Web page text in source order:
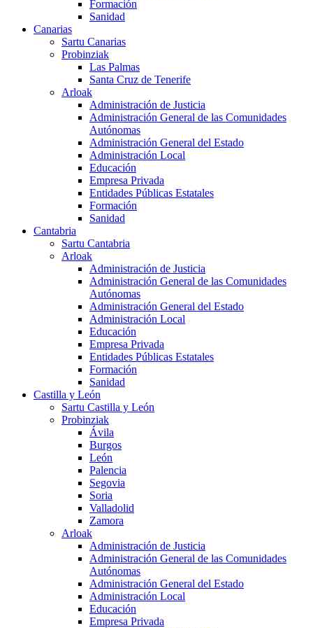
Formación
Sanidad
Canarias
Sartu Canarias
Probinziak
Las Palmas
Santa Cruz de Tenerife
Arloak
Administración de Justicia
Administración General de las Comunidades
Autónomas
Administración General del Estado
Administración Local
Educación
Empresa Privada
Entidades Públicas Estatales
Formación
Sanidad
Cantabria
Sartu Cantabria
Arloak
Administración de Justicia
Administración General de las Comunidades
Autónomas
Administración General del Estado
Administración Local
Educación
Empresa Privada
Entidades Públicas Estatales
Formación
Sanidad
Castilla y León
Sartu Castilla y León
Probinziak
Ávila
Burgos
León
Palencia
Segovia
Soria
Valladolid
Zamora
Arloak
Administración de Justicia
Administración General de las Comunidades
Autónomas
Administración General del Estado
Administración Local
Educación
Empresa Privada